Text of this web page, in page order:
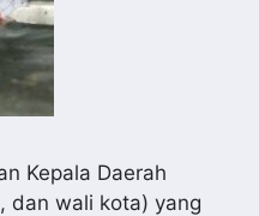
Kepala Daerah
dan wali kota) yang